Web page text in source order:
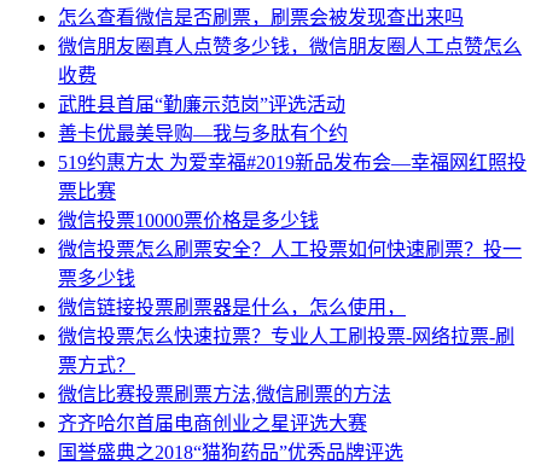
怎么查看微信是否刷票，刷票会被发现查出来吗
微信朋友圈真人点赞多少钱，微信朋友圈人工点赞怎么
收费
武胜县首届“勤廉示范岗”评选活动
善卡优最美导购—我与多肽有个约
519约惠方太 为爱幸福#2019新品发布会—幸福网红照投
票比赛
微信投票10000票价格是多少钱
微信投票怎么刷票安全？人工投票如何快速刷票？投一
票多少钱
微信链接投票刷票器是什么，怎么使用，
微信投票怎么快速拉票？专业人工刷投票-网络拉票-刷
票方式？
微信比赛投票刷票方法,微信刷票的方法
齐齐哈尔首届电商创业之星评选大赛
国誉盛典之2018“猫狗药品”优秀品牌评选